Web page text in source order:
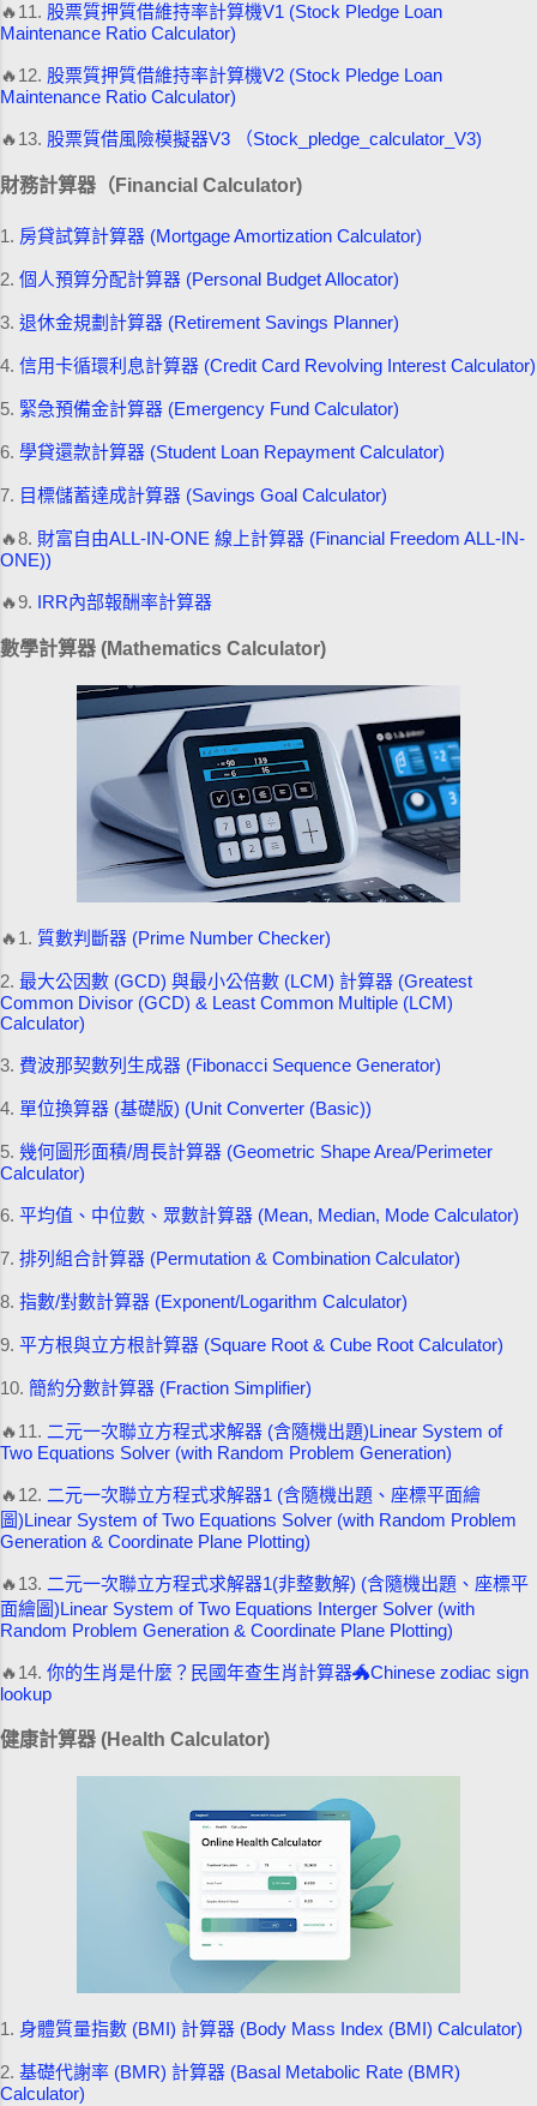
🔥11. 股票質押質借維持率計算機V1 (Stock Pledge Loan
Maintenance Ratio Calculator)
🔥12. 股票質押質借維持率計算機V2 (Stock Pledge Loan
Maintenance Ratio Calculator)
🔥13. 股票質借風險模擬器V3 （Stock_pledge_calculator_V3)
財務計算器（Financial Calculator)
1. 房貸試算計算器 (Mortgage Amortization Calculator)
2. 個人預算分配計算器 (Personal Budget Allocator)
3. 退休金規劃計算器 (Retirement Savings Planner)
4. 信用卡循環利息計算器 (Credit Card Revolving Interest Calculator)
5. 緊急預備金計算器 (Emergency Fund Calculator)
6. 學貸還款計算器 (Student Loan Repayment Calculator)
7. 目標儲蓄達成計算器 (Savings Goal Calculator)
🔥8. 財富自由ALL-IN-ONE 線上計算器 (Financial Freedom ALL-IN-
ONE))
🔥9. IRR內部報酬率計算器
數學計算器 (Mathematics Calculator)
🔥1. 質數判斷器 (Prime Number Checker)
2. 最大公因數 (GCD) 與最小公倍數 (LCM) 計算器 (Greatest
Common Divisor (GCD) & Least Common Multiple (LCM)
Calculator)
3. 費波那契數列生成器 (Fibonacci Sequence Generator)
4. 單位換算器 (基礎版) (Unit Converter (Basic))
5. 幾何圖形面積/周長計算器 (Geometric Shape Area/Perimeter
Calculator)
6. 平均值、中位數、眾數計算器 (Mean, Median, Mode Calculator)
7. 排列組合計算器 (Permutation & Combination Calculator)
8. 指數/對數計算器 (Exponent/Logarithm Calculator)
9. 平方根與立方根計算器 (Square Root & Cube Root Calculator)
10. 簡約分數計算器 (Fraction Simplifier)
🔥11. 二元一次聯立方程式求解器 (含隨機出題)Linear System of
Two Equations Solver (with Random Problem Generation)
🔥12. 二元一次聯立方程式求解器1 (含隨機出題、座標平面繪
圖)Linear System of Two Equations Solver (with Random Problem
Generation & Coordinate Plane Plotting)
🔥13. 二元一次聯立方程式求解器1(非整數解) (含隨機出題、座標平
面繪圖)Linear System of Two Equations Interger Solver (with
Random Problem Generation & Coordinate Plane Plotting)
🔥14. 你的生肖是什麼？民國年查生肖計算器🐲Chinese zodiac sign
lookup
健康計算器 (Health Calculator)
1. 身體質量指數 (BMI) 計算器 (Body Mass Index (BMI) Calculator)
2. 基礎代謝率 (BMR) 計算器 (Basal Metabolic Rate (BMR)
Calculator)